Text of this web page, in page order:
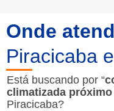
Onde
Piracicaba
Está buscando por “
climatizada próximo
Piracicaba?